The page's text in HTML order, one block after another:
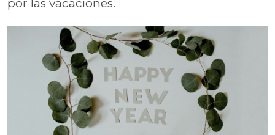
por las vacaciones.